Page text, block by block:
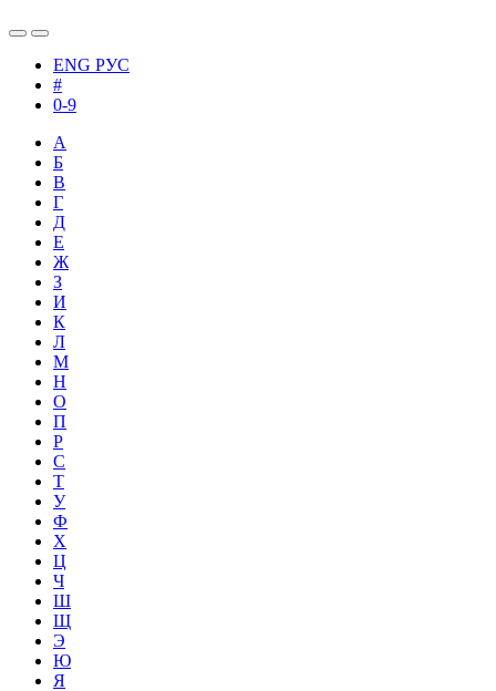
ENG РУС
#
0-9
А
Б
В
Г
Д
Е
Ж
З
И
К
Л
М
Н
О
П
Р
С
Т
У
Ф
Х
Ц
Ч
Ш
Щ
Э
Ю
Я